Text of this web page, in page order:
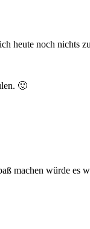
heute noch nichts
🙂
machen würde es